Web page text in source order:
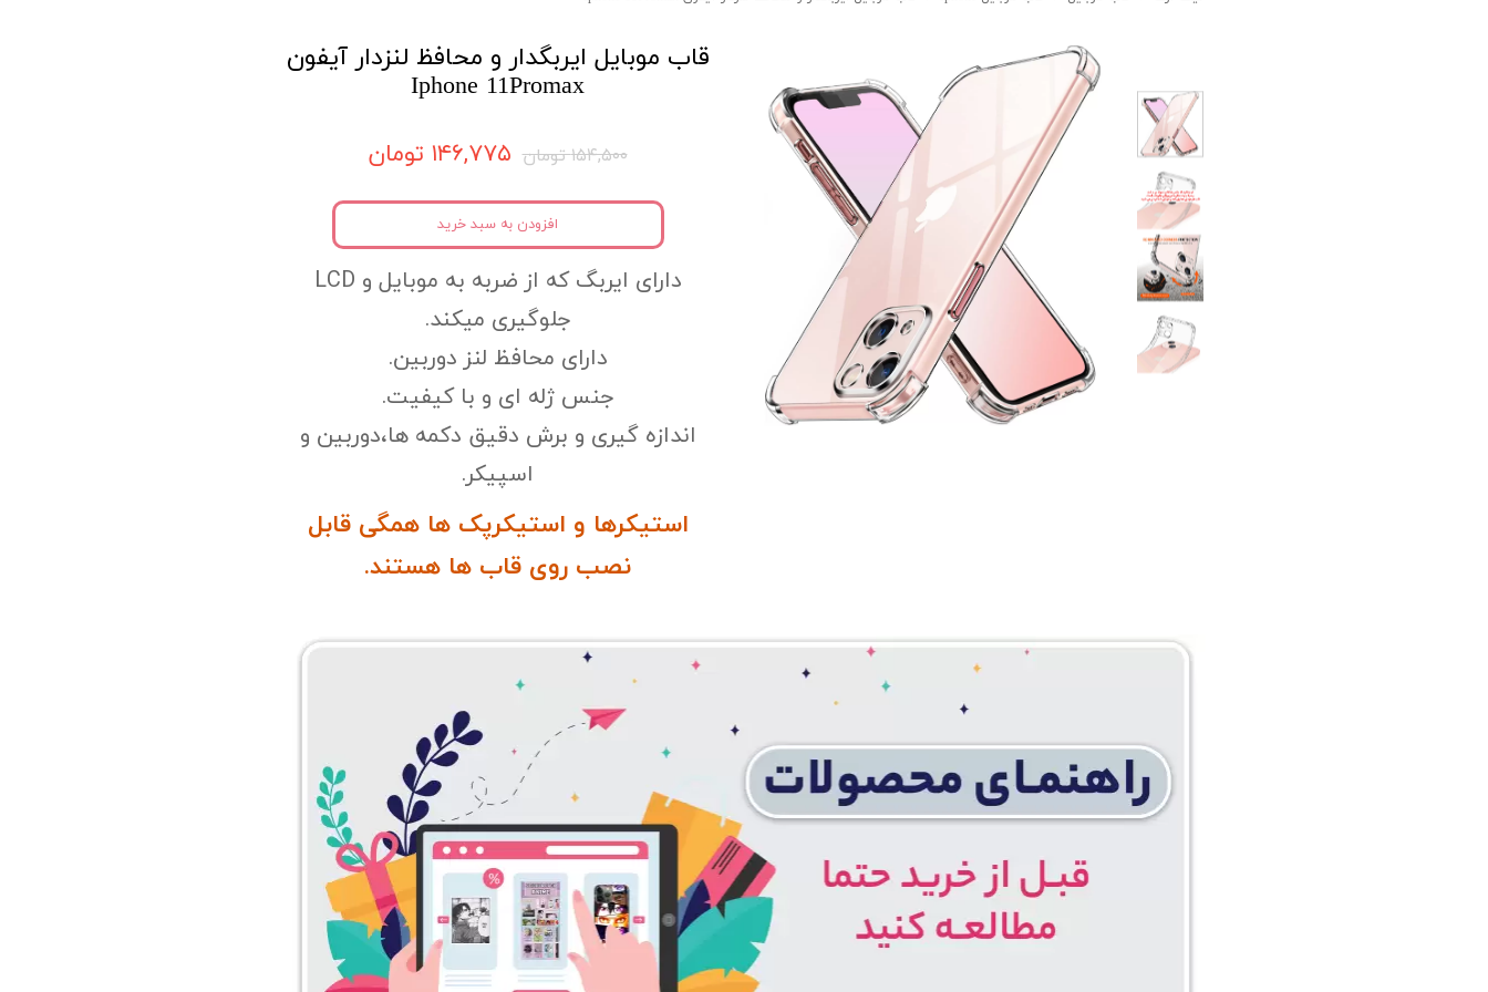
قاب موبایل ایربگدار و محافظ لنزدار آیفون
Iphone 11Promax
۱۵۴,۵۰۰ تومان ۱۴۶,۷۷۵ تومان
دارای ایربگ که از ضربه به موبایل
و LCD
جلوگیری میکند.
دارای محافظ لنز دوربین.
جنس ژله ای و با کیفیت.
اندازه گیری و برش دقیق دکمه ها،دوربین و
اسپیکر.
استیکرها و استیکرپک ها همگی قابل
نصب روی قاب ها هستند.
افزودن به سبد خرید